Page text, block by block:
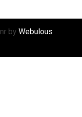
by Webulous